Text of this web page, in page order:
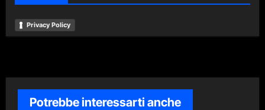
Privacy Policy
Potrebbe interessarti anche